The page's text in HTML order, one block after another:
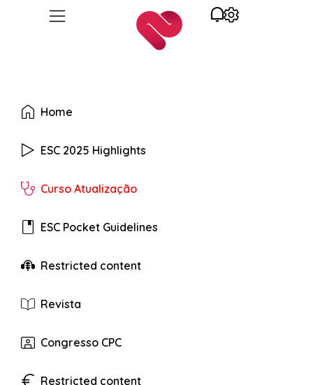
Home
ESC 2025 Highlights
Curso Atualização
ESC Pocket Guidelines
Restricted content
Revista
Congresso CPC
Restricted content